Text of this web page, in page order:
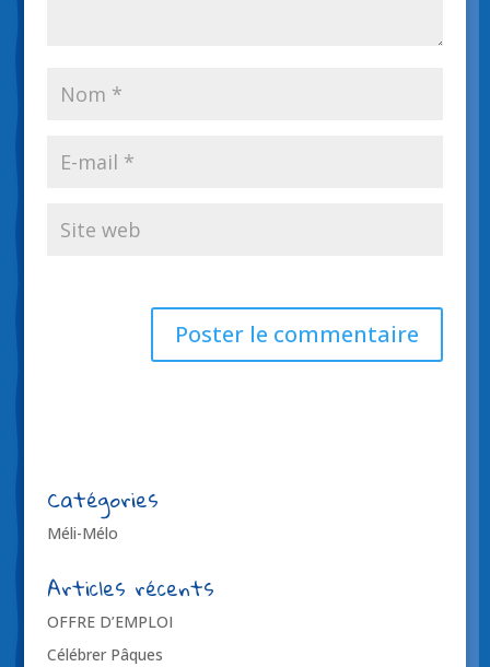
Catégories
Méli-Mélo
Articles récents
OFFRE D’EMPLOI
Célébrer Pâques